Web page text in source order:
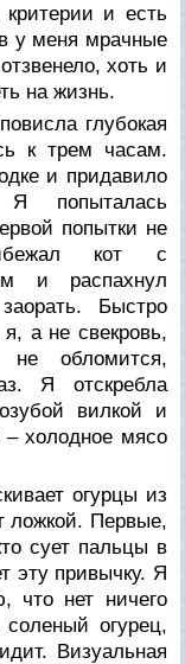
критерии и есть
у меня мрачные
хоть и
на жизнь.
глубокая
к трем часам.
и придавило
попыталась
попытки не
кот с
и распахнул
Быстро
а не свекровь,
не обломится,
Я отскребла
вилкой и
холодное мясо
огурцы из
ложкой. Первые,
сует пальцы в
эту привычку. Я
что нет ничего
огурец,
Визуальная